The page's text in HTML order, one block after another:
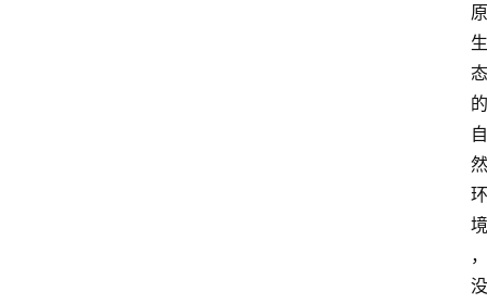
原
生
态
的
自
然
环
境
，
没